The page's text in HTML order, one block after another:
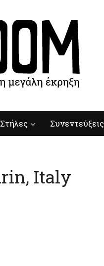
Στήλες Συνεντεύξεις
Italy